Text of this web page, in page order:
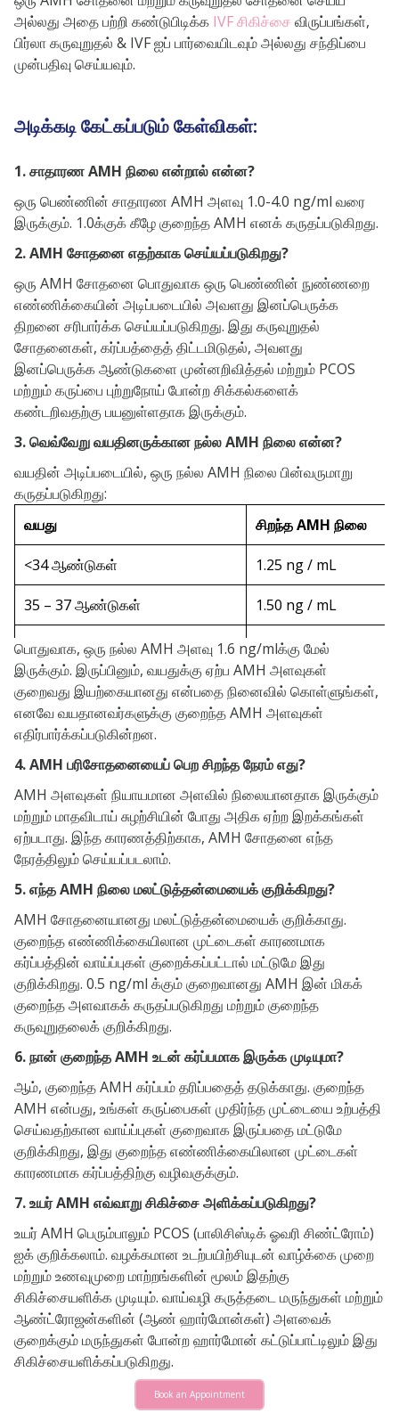
அல்லது அதை பற்றி கண்டுபிடிக்க IVF சிகிச்சை விருப்பங்கள்,
பிர்லா கருவுறுதல் & IVF ஐப் பார்வையிடவும் அல்லது சந்திப்பை
முன்பதிவு செய்யவும்.
அடிக்கடி கேட்கப்படும் கேள்விகள்:
1. சாதாரண AMH நிலை என்றால் என்ன?
ஒரு பெண்ணின் சாதாரண AMH அளவு 1.0-4.0 ng/ml வரை
இருக்கும். 1.0க்குக் கீழே குறைந்த AMH எனக் கருதப்படுகிறது.
2. AMH சோதனை எதற்காக செய்யப்படுகிறது?
ஒரு AMH சோதனை பொதுவாக ஒரு பெண்ணின் நுண்ணறை
எண்ணிக்கையின் அடிப்படையில் அவளது இனப்பெருக்க
திறனை சரிபார்க்க செய்யப்படுகிறது. இது கருவுறுதல்
சோதனைகள், கர்ப்பத்தைத் திட்டமிடுதல், அவளது
இனப்பெருக்க ஆண்டுகளை முன்னறிவித்தல் மற்றும் PCOS
மற்றும் கருப்பை புற்றுநோய் போன்ற சிக்கல்களைக்
கண்டறிவதற்கு பயனுள்ளதாக இருக்கும்.
3. வெவ்வேறு வயதினருக்கான நல்ல AMH நிலை என்ன?
வயதின் அடிப்படையில், ஒரு நல்ல AMH நிலை பின்வருமாறு
கருதப்படுகிறது:
வயது
சிறந்த AMH நிலை
<34 ஆண்டுகள் 1.25 ng / mL
35 – 37 ஆண்டுகள் 1.50 ng / mL
38 – 40 ஆண்டுகள் 1.75 ng / mL
> 41 ஆண்டுகள் 2.25 ng / mL
பொதுவாக, ஒரு நல்ல AMH அளவு 1.6 ng/mlக்கு மேல்
இருக்கும். இருப்பினும், வயதுக்கு ஏற்ப AMH அளவுகள்
குறைவது இயற்கையானது என்பதை நினைவில் கொள்ளுங்கள்,
எனவே வயதானவர்களுக்கு குறைந்த AMH அளவுகள்
எதிர்பார்க்கப்படுகின்றன.
4. AMH பரிசோதனையைப் பெற சிறந்த நேரம் எது?
AMH அளவுகள் நியாயமான அளவில் நிலையானதாக இருக்கும்
மற்றும் மாதவிடாய் சுழற்சியின் போது அதிக ஏற்ற இறக்கங்கள்
ஏற்படாது. இந்த காரணத்திற்காக, AMH சோதனை எந்த
நேரத்திலும் செய்யப்படலாம்.
5. எந்த AMH நிலை மலட்டுத்தன்மையைக் குறிக்கிறது?
AMH சோதனையானது மலட்டுத்தன்மையைக் குறிக்காது.
குறைந்த எண்ணிக்கையிலான முட்டைகள் காரணமாக
கர்ப்பத்தின் வாய்ப்புகள் குறைக்கப்பட்டால் மட்டுமே இது
குறிக்கிறது. 0.5 ng/ml க்கும் குறைவானது AMH இன் மிகக்
குறைந்த அளவாகக் கருதப்படுகிறது மற்றும் குறைந்த
கருவுறுதலைக் குறிக்கிறது.
6. நான் குறைந்த AMH உடன் கர்ப்பமாக இருக்க முடியுமா?
ஆம், குறைந்த AMH கர்ப்பம் தரிப்பதைத் தடுக்காது. குறைந்த
AMH என்பது, உங்கள் கருப்பைகள் முதிர்ந்த முட்டையை உற்பத்தி
செய்வதற்கான வாய்ப்புகள் குறைவாக இருப்பதை மட்டுமே
குறிக்கிறது, இது குறைந்த எண்ணிக்கையிலான முட்டைகள்
காரணமாக கர்ப்பத்திற்கு வழிவகுக்கும்.
7. உயர் AMH எவ்வாறு சிகிச்சை அளிக்கப்படுகிறது?
உயர் AMH பெரும்பாலும் PCOS (பாலிசிஸ்டிக் ஓவரி சிண்ட்ரோம்)
ஐக் குறிக்கலாம். வழக்கமான உடற்பயிற்சியுடன் வாழ்க்கை முறை
மற்றும் உணவுமுறை மாற்றங்களின் மூலம் இதற்கு
சிகிச்சையளிக்க முடியும். வாய்வழி கருத்தடை மருந்துகள் மற்றும்
ஆண்ட்ரோஜன்களின் (ஆண் ஹார்மோன்கள்) அளவைக்
குறைக்கும் மருந்துகள் போன்ற ஹார்மோன் கட்டுப்பாட்டிலும் இது
சிகிச்சையளிக்கப்படுகிறது.
Book an Appointment